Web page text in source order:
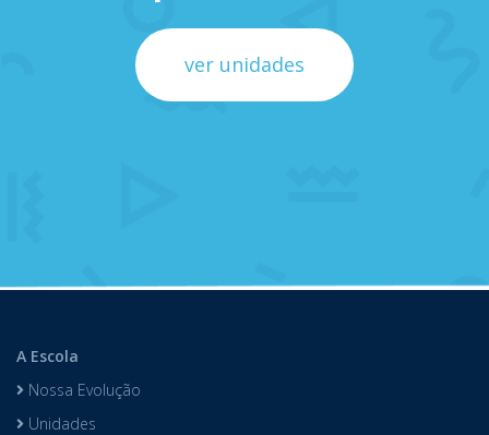
ver unidades
A Escola
Nossa Evolução
Unidades